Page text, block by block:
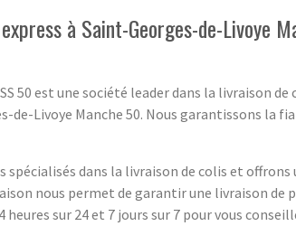
à Saint-Georges-de-Livoye
50 est une société leader dans la livraison
de-Livoye Manche 50. Nous garantissons la
spécialisés dans la livraison de colis et
nous permet de garantir une livraison de
heures sur 24 et 7 jours sur 7 pour vous